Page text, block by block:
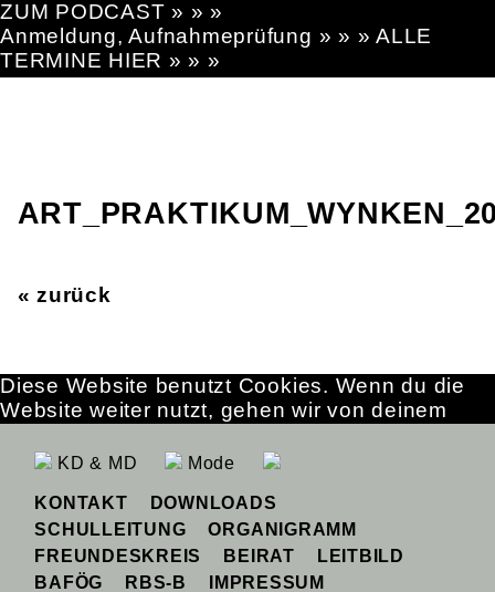
ZUM PODCAST » » »
Anmeldung, Aufnahmeprüfung » » » ALLE
TERMINE HIER » » »
« zurück
KD & MD Mode
KONTAKT
DOWNLOADS
SCHULLEITUNG
ORGANIGRAMM
FREUNDESKREIS
BEIRAT
LEITBILD
BAFÖG
RBS-B IMPRESSUM
Diese Website benutzt Cookies. Wenn du die
Website weiter nutzt, gehen wir von deinem